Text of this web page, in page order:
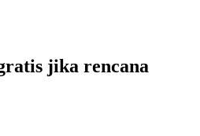
jika rencana